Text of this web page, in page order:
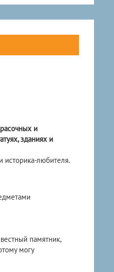
и
зданиях и
историка-любителя.
памятник,
могу